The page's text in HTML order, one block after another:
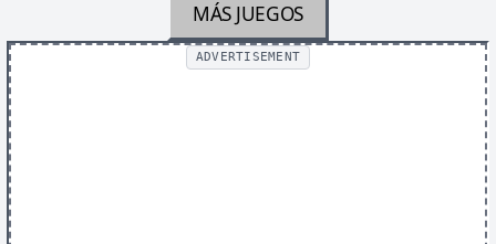
MÁS JUEGOS
ADVERTISEMENT